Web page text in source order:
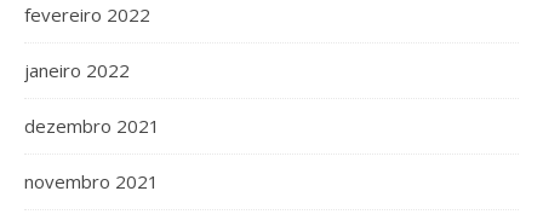
fevereiro 2022
janeiro 2022
dezembro 2021
novembro 2021